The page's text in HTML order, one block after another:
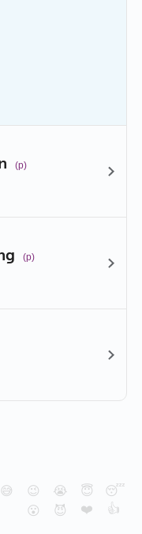
(p)
(p)
😅 😉 😭 😇
😴
😮
😈 ❤️ 👍